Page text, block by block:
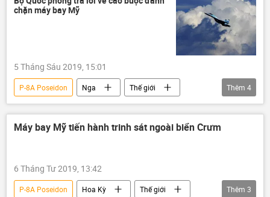
chặn máy bay Mỹ
5 Tháng Sáu 2019, 15:01
P-8A Poseidon Nga
Thế giới
Hoa Kỳ
Liên bang Nga
Su-35
Địa Trung Hải
Thêm 4
Máy bay Mỹ tiến hành trinh sát ngoài biển Crưm
6 Tháng Tư 2019, 13:42
P-8A Poseidon Hoa Kỳ
Thế giới
Thêm 3